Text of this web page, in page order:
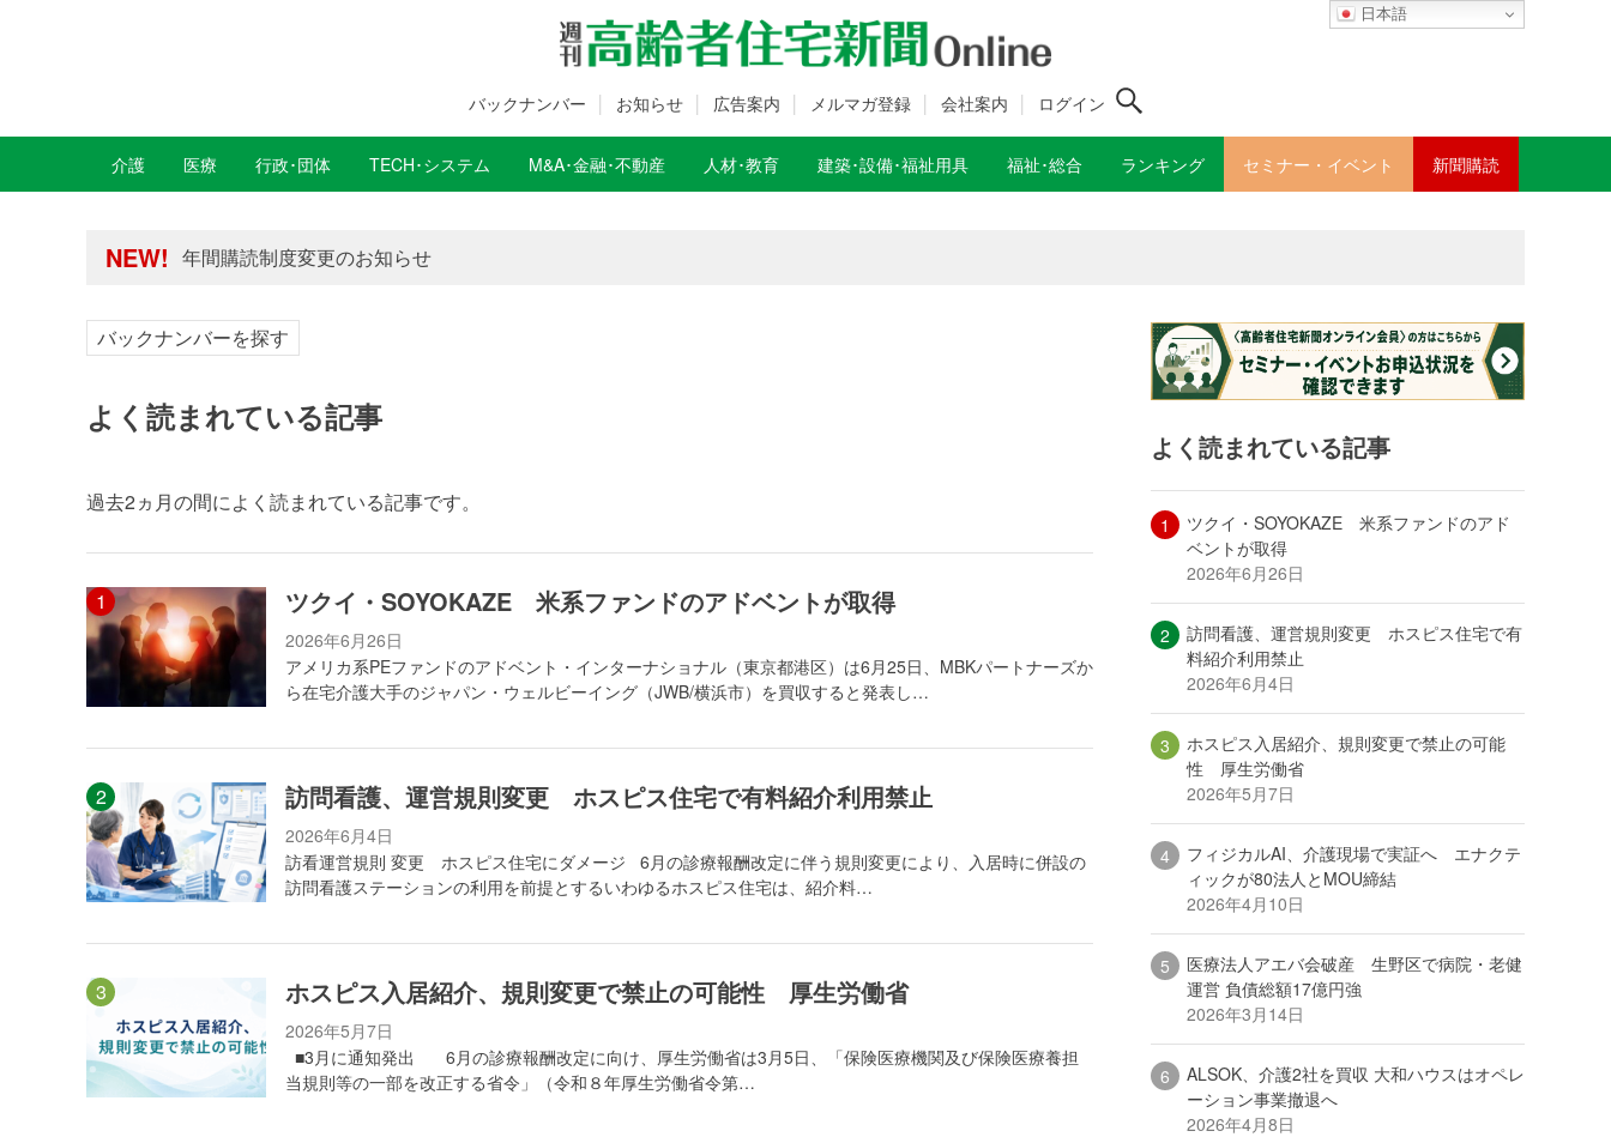
日本語
バックナンバー お知らせ 広告案内 メルマガ登録 会社案内 ログイン
介護 医療 行政･団体 TECH･システム M&A･金融･不動産 人材･教育 建築･設備･福祉用具 福祉･総合 ランキング セミナー・イベント 新聞購読
NEW! 高齢者住宅新聞 無料会員の皆様へ閲覧本数変更のお知らせ
高齢者住宅新聞 無料会員の皆様へ閲覧本数変更のお知らせ
バックナンバーを探す
よく読まれている記事
過去2ヵ月の間によく読まれている記事です。
ツクイ・SOYOKAZE 米系ファンドのアドベントが取得
2026年6月26日
アメリカ系PEファンドのアドベント・インターナショナル（東京都港区）は6月25日、MBKパートナーズか
ら在宅介護大手のジャパン・ウェルビーイング（JWB/横浜市）を買収すると発表し…
訪問看護、運営規則変更 ホスピス住宅で有料紹介利用禁止
2026年6月4日
訪看運営規則 変更 ホスピス住宅にダメージ 6月の診療報酬改定に伴う規則変更により、入居時に併設の
訪問看護ステーションの利用を前提とするいわゆるホスピス住宅は、紹介料…
ホスピス入居紹介、規則変更で禁止の可能性 厚生労働省
2026年5月7日
■3月に通知発出 6月の診療報酬改定に向け、厚生労働省は3月5日、「保険医療機関及び保険医療養担
当規則等の一部を改正する省令」（令和８年厚生労働省令第…
よく読まれている記事
ツクイ・SOYOKAZE 米系ファンドのアド
ベントが取得
2026年6月26日
訪問看護、運営規則変更 ホスピス住宅で有
料紹介利用禁止
2026年6月4日
ホスピス入居紹介、規則変更で禁止の可能
性 厚生労働省
2026年5月7日
フィジカルAI、介護現場で実証へ エナクテ
ィックが80法人とMOU締結
2026年4月10日
医療法人アエバ会破産 生野区で病院・老健
運営 負債総額17億円強
2026年3月14日
ALSOK、介護2社を買収 大和ハウスはオペレ
ーション事業撤退へ
2026年4月8日